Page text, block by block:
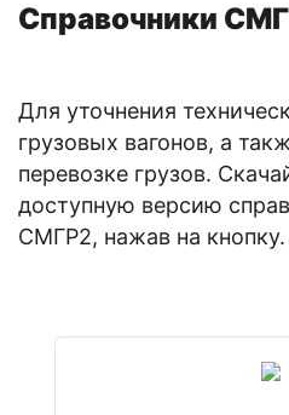
Справочники
Для уточнения
грузовых вагонов, а
перевозке грузов.
доступную версию
СМГР2, нажав на кнопку.